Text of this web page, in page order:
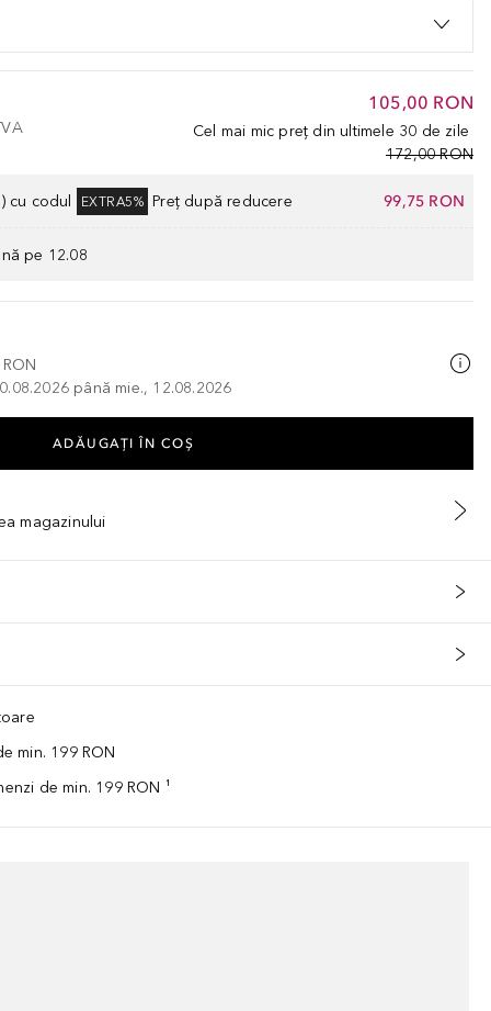
105,00 RON
Cel mai mic preț din ultimele 30 de zile
172,00 RON
cu codul EXTRA5% Preț după reducere 99,75 RON
pe 12.08
până mie., 12.08.2026
ADĂUGAȚI ÎN COŞ
magazinului
min. 199 RON
de min. 199 RON ¹